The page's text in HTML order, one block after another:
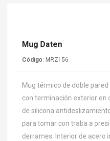
Mug Daten
Código: MRZ156
Mug térmico de doble
con terminación exterior en
de silicona
para tomar con traba a
derrames. Interior de acero